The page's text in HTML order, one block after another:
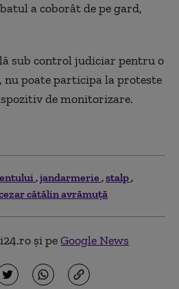
a coborât de pe gard,
sub control judiciar pentru o
nu poate participa la proteste
de monitorizare.
jandarmerie stalp
cătălin avrămuţă
și peGoogle News